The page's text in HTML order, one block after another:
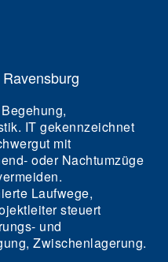
IT gekennzeichnet
mit
oder Nachtumzüge
Laufwege,
steuert
und
Zwischenlagerung.